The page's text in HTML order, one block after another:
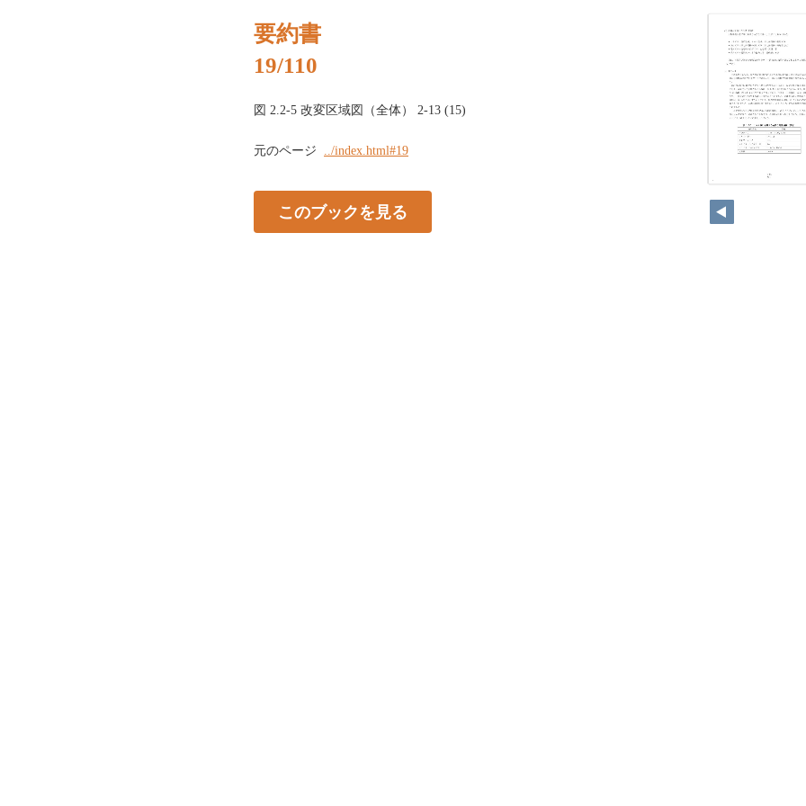
18
要約書
19/110
図 2.2-5 改変区域図（全体） 2-13 (15)
元のページ ../index.html#19
このブックを見る